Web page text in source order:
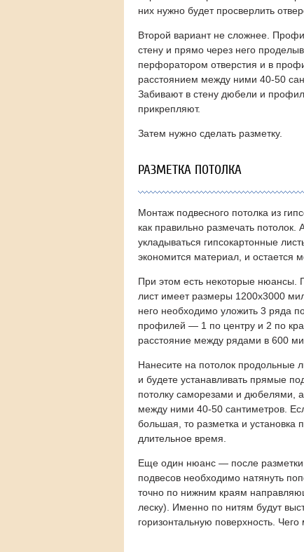
них нужно будет просверлить
Второй вариант не сложнее.
стену и прямо через него
перфоратором отверстия и в
расстоянием между ними 40-50
Забивают в стену дюбели и
прикрепляют.
Затем нужно сделать разметку.
РАЗМЕТКА ПОТОЛКА
Монтаж подвесного потолка из
как правильно размечать
укладываться гипсокартонные
экономится материал, и остается
При этом есть некоторые нюансы.
лист имеет размеры 1200х3000
него необходимо уложить 3 ряда
профилей — 1 по центру и 2 по
расстояние между рядами в 600
Нанесите на потолок продольные
и будете устанавливать прямые
потолку саморезами и дюбелями,
между ними 40-50 сантиметров.
большая, то разметка и установка
длительное время.
Еще один нюанс — после разметки
подвесов необходимо натянуть
точно по нижним краям
леску). Именно по нитям будут
горизонтальную поверхность.